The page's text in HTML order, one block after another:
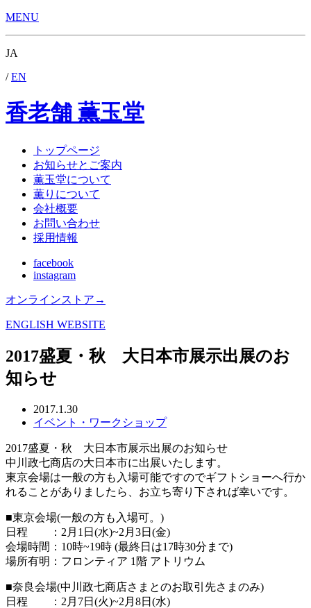
MENU
JA
/ EN
香老舗 薫玉堂
トップページ
お知らせとご案内
薫玉堂について
薫りについて
会社概要
お問い合わせ
採用情報
facebook
instagram
オンラインストア →
ENGLISH WEBSITE
2017盛夏・秋 大日本市展示出展のお
知らせ
2017.1.30
イベント・ワークショップ
2017盛夏・秋 大日本市展示出展のお知らせ
中川政七商店の大日本市に出展いたします。
東京会場は一般の方も入場可能ですのでギフトショーへ行か
れることがありましたら、お立ち寄り下されば幸いです。
■東京会場(一般の方も入場可。)
日程 ：2月1日(水)~2月3日(金)
会場時間：10時~19時 (最終日は17時30分まで)
場所有明：フロンティア 1階 アトリウム
■奈良会場(中川政七商店さまとのお取引先さまのみ)
日程 ：2月7日(火)~2月8日(水)